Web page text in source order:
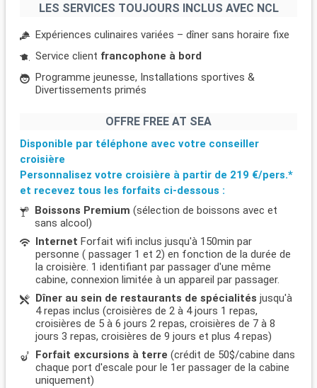
LES SERVICES TOUJOURS INCLUS AVEC NCL
Expériences culinaires variées – dîner sans horaire fixe
Service client francophone à bord
Programme jeunesse, Installations sportives &
Divertissements primés
OFFRE FREE AT SEA
Disponible par téléphone avec votre conseiller
croisière
Personnalisez votre croisière à partir de 219 €/pers.*
et recevez tous les forfaits ci-dessous :
Boissons Premium (sélection de boissons avec et
sans alcool)
Internet Forfait wifi inclus jusqu'à 150min par
personne ( passager 1 et 2) en fonction de la durée de
la croisière. 1 identifiant par passager d'une même
cabine, connexion limitée à un appareil par passager.
Dîner au sein de restaurants de spécialités jusqu'à
4 repas inclus (croisières de 2 à 4 jours 1 repas,
croisières de 5 à 6 jours 2 repas, croisières de 7 à 8
jours 3 repas, croisières de 9 jours et plus 4 repas)
Forfait excursions à terre (crédit de 50$/cabine dans
chaque port d'escale pour le 1er passager de la cabine
uniquement)